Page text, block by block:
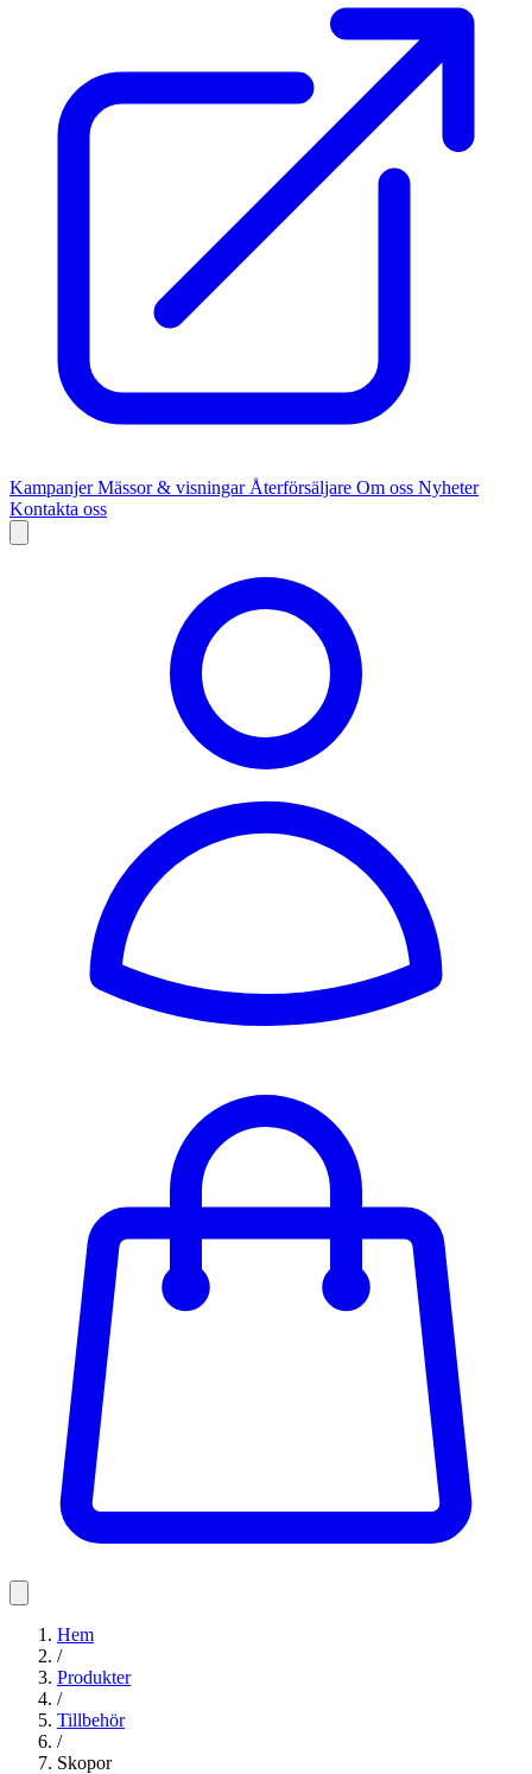
KampanjerMässor & visningar Återförsäljare Om oss Nyheter
Kontakta oss
Hem
/
Produkter
/
Tillbehör
/
Skopor